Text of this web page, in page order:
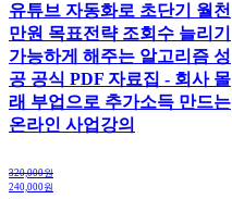
유튜브 자동화로 초단기 월천
만원 목표전략 조회수 늘리기
가능하게 해주는 알고리즘 성
공 공식 PDF 자료집 - 회사 몰
래 부업으로 추가소득 만드는
온라인 사업강의
320,000원
240,000원